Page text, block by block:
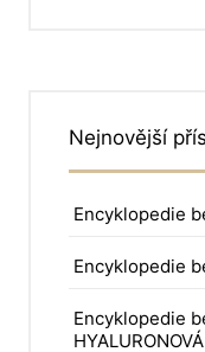
Nejnovější
Encyklopedie
Encyklopedie
Encyklopedie
HYALURONOVÁ